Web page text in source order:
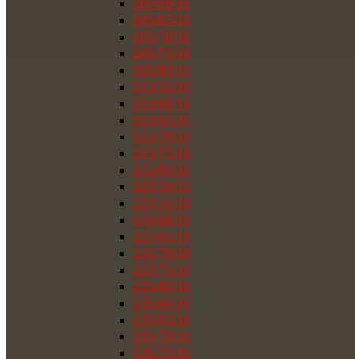
205/60/16
205/65/16
205/70/16
205/75/16
205/80/16
215/55/16
215/60/16
215/65/16
215/70/16
215/75/16
215/80/16
225/50/16
225/55/16
225/60/16
225/65/16
225/70/16
225/75/16
225/80/16
235/60/16
235/65/16
235/70/16
235/75/16